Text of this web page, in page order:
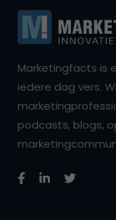
Marketingfacts is
iedere dag vers.
podcasts, blogs,